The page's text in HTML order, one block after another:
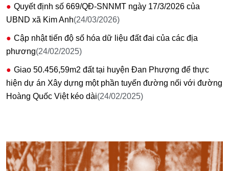
Quyết định số 669/QĐ-SNNMT ngày 17/3/2026 của
UBND xã Kim Anh(24/03/2026)
Cập nhật tiến độ số hóa dữ liệu đất đai của các địa
phương(24/02/2025)
Giao 50.456,59m2 đất tại huyện Đan Phượng để thực
hiện dự án Xây dựng một phần tuyến đường nối với đường
Hoàng Quốc Việt kéo dài(24/02/2025)